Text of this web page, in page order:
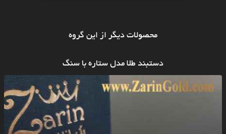
محصولات دیگر از این گروه
دستبند طلا مدل ستاره با سنگ